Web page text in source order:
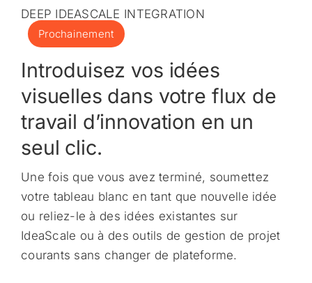
DEEP IDEASCALE INTEGRATION
Prochainement
Introduisez vos idées
visuelles dans votre flux de
travail d’innovation en un
seul clic.
Une fois que vous avez terminé, soumettez
votre tableau blanc en tant que nouvelle idée
ou reliez-le à des idées existantes sur
IdeaScale ou à des outils de gestion de projet
courants sans changer de plateforme.